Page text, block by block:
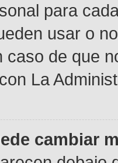
para
usar o
caso de que
La
cambiar